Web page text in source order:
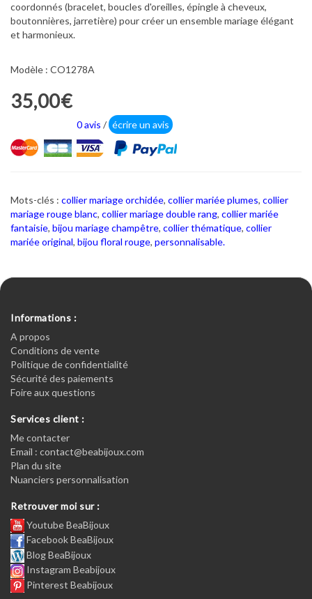
coordonnés (bracelet, boucles d'oreilles, épingle à cheveux,
boutonnières, jarretière) pour créer un ensemble mariage élégant
et harmonieux.
Modèle : CO1278A
35,00€
0 avis / écrire un avis
Mots-clés : collier mariage orchidée, collier mariée plumes, collier
mariage rouge blanc, collier mariage double rang, collier mariée
fantaisie, bijou mariage champêtre, collier thématique, collier
mariée original, bijou floral rouge, personnalisable.
Informations :
A propos
Conditions de vente
Politique de confidentialité
Sécurité des paiements
Foire aux questions
Services client :
Me contacter
Email : contact@beabijoux.com
Plan du site
Nuanciers personnalisation
Retrouver moi sur :
Youtube BeaBijoux
Facebook BeaBijoux
Blog BeaBijoux
Instagram Beabijoux
Pinterest Beabijoux